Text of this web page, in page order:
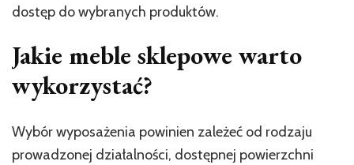
dostęp do wybranych produktów.
Jakie meble sklepowe warto
wykorzystać?
Wybór wyposażenia powinien zależeć od rodzaju
prowadzonej działalności, dostępnej powierzchni